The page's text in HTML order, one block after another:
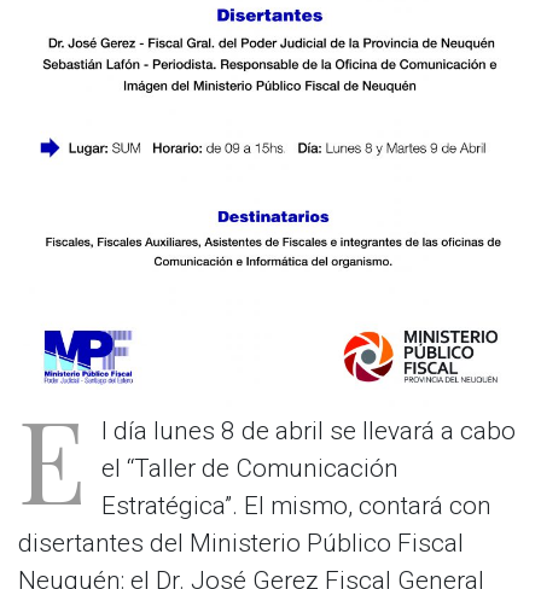
E
l día lunes 8 de abril se llevará a cabo
el “Taller de Comunicación
Estratégica”. El mismo, contará con
disertantes del Ministerio Público Fiscal
Neuquén: el Dr. José Gerez Fiscal General